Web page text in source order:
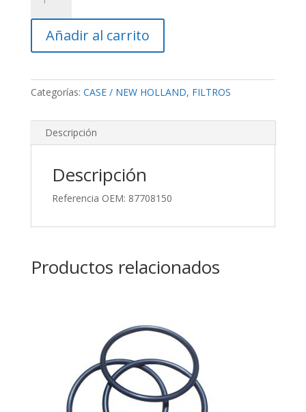
Aspiración
Hidráulico
CNH
Añadir al carrito
Categorías: CASE / NEW HOLLAND, FILTROS
Descripción
Descripción
Referencia OEM: 87708150
Productos relacionados